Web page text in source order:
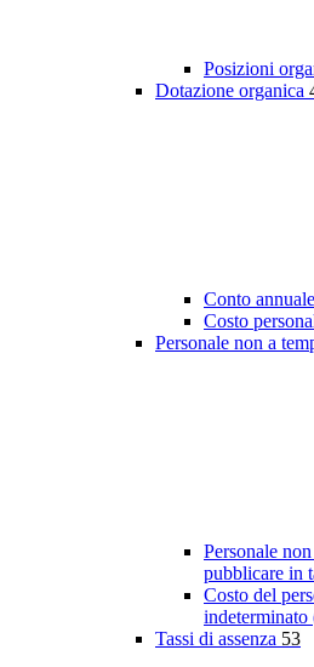
Posizioni
Dotazione organica
Conto
Costo
Personale non a
Personale
pubblicare in
Costo del
indeterminato
Tassi di assenza 53